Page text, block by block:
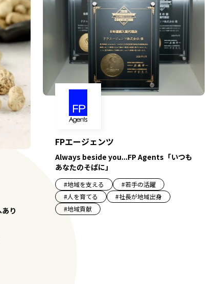
り
FPエージェンツ
Always beside you...FP Agents「いつも
あなたのそばに」
#地域を支える #若手の活躍
#人を育てる #社長が地域出身
#地域貢献